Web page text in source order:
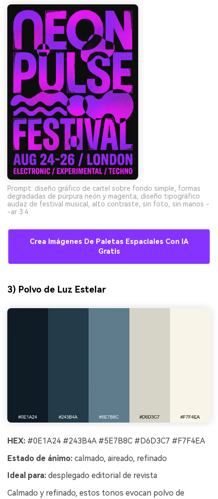
Prompt: diseño gráfico de cartel sobre fondo simple, formas
degradadas de púrpura neón y magenta, diseño tipográfico
audaz de festival musical, alto contraste, sin foto, sin manos -
-ar 3:4
Crea Imágenes De Paletas Espaciales Con IA
Gratis
3) Polvo de Luz Estelar
HEX: #0E1A24 #243B4A #5E7B8C #D6D3C7 #F7F4EA
Estado de ánimo: calmado, aireado, refinado
Ideal para: desplegado editorial de revista
Calmado y refinado, estos tonos evocan polvo de